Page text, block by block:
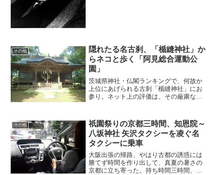
その他
隠れたる名古刹、「楯縫神社」か
らネコと歩く「阿見総合運動公
園」
茨城県神社・仏閣ランキングで、何故か
上位にあげられる古刹「楯縫神社」にお
参り。ネット上の評価は、その厳粛な佇
ってみたらまさにその通り。
その他
祇園祭りの京都三時間、知恩院～
八坂神社 矢沢タクシーを凌ぐ名
タクシーに乗車
大阪出張の帰路、やはり古都の誘惑には
勝てず時間を作り出して、真夏の暑さの
京都に立ち寄った。持ち時間三時間、コ